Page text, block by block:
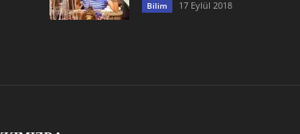
Bilim 17 Eylül 2018